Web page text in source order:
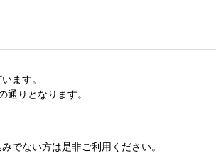
ます。
りとなります。
でない方は是非ご利用ください。